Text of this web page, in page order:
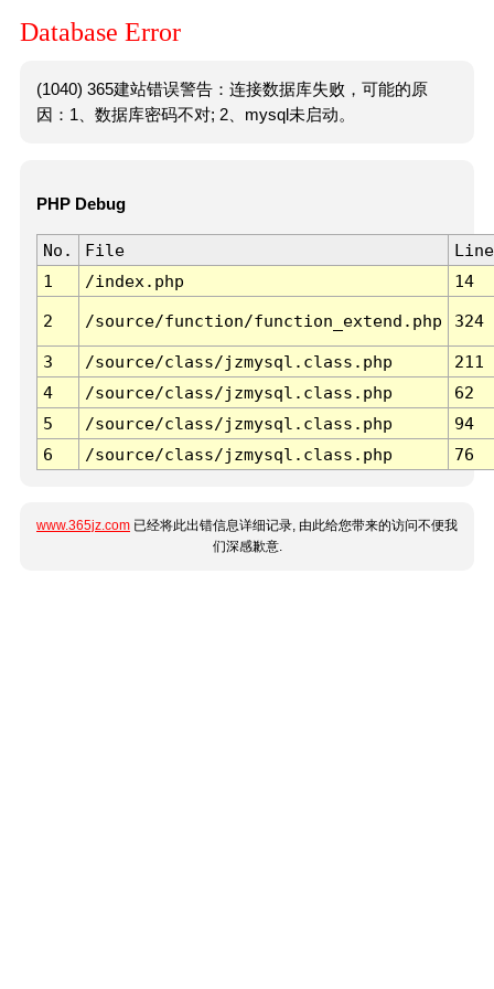
Database Error
(1040) 365建站错误警告：连接数据库失败，可能的原
因：1、数据库密码不对; 2、mysql未启动。
PHP Debug
No. File
Line
1
/index.php 14
2 /source/function/function_extend.php 324
3 /source/class/jzmysql.class.php
211
4
/source/class/jzmysql.class.php
62
5
/source/class/jzmysql.class.php
94
6
/source/class/jzmysql.class.php 76
www.365jz.com 已经将此出错信息详细记录, 由此给您带来的访问不便我
们深感歉意.